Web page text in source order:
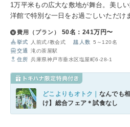
1万平米もの広大な敷地が舞台。美し
洋館で特別な一日をお過ごしいただけ
を見渡すオーシャンビューで洗練され
費用（プラン） 50名：241万円〜
挙式 人前式 教会式 人数 5～120名
交通
滝の茶屋駅
住所 兵庫県神戸市垂水区塩屋町6-28-1
どこよりもオトク｜ なんでも
け】総合フェア＊試食なし